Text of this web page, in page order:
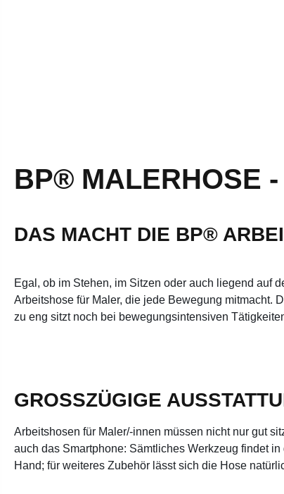
BP® MALERHOSE
DAS MACHT DIE BP®
Egal, ob im Stehen, im Sitzen oder auch liegend auf
Arbeitshose für Maler, die jede Bewegung mitmacht.
zu eng sitzt noch bei bewegungsintensiven
GROSSZÜGIGE
Arbeitshosen für Maler/-innen müssen nicht nur gut
auch das Smartphone: Sämtliches Werkzeug findet
Hand; für weiteres Zubehör lässt sich die Hose